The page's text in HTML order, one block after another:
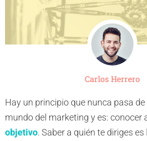
Carlos Herrero
Hay un principio que nunca pasa de
mundo del marketing y es: conocer
objetivo. Saber a quién te diriges es